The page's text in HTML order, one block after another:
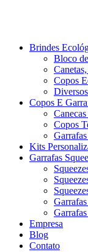
Brindes
Bloco
Copos
Diversos
Copos E
Copos
Kits
Garrafas
Empresa
Blog
Contato